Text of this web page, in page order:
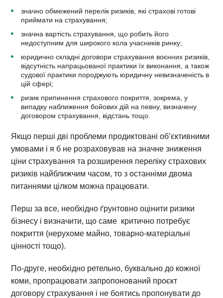
значно обмежений перелік ризиків, які страхові готові
приймати на страхування;
значна вартість страхування, що робить його
недоступним для широкого кола учасників ринку;
юридично складні договори страхування воєнних ризиків,
відсутність напрацьованої практики їх виконання, а також
судової практики породжують юридичну невизначеність в
цій сфері;
ризик припинення страхового покриття, зокрема, у
випадку наближення бойових дій на певну, визначену
договором страхування, відстань тощо.
Якщо перші дві проблеми продиктовані об’єктивними
умовами і я б не розраховував на значне зниження
ціни страхування та розширення переліку страхових
ризиків найближчим часом, то з останніми двома
питаннями цілком можна працювати.
Перш за все, необхідно ґрунтовно оцінити ризики
бізнесу і визначити, що саме критично потребує
покриття (нерухоме майно, товарно-матеріальні
цінності тощо).
По-друге, необхідно ретельно, буквально до кожної
коми, пропрацювати запропонований проєкт
договору страхування і не боятись пропонувати до